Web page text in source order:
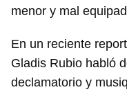
menor y mal
En un reciente
Gladis Rubio habló
declamatorio y